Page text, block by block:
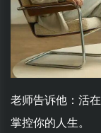
老师告诉他：活
掌控你的人生。